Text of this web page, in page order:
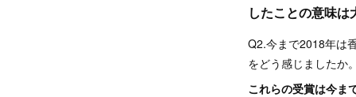
したことの意味
Q2.今まで2018年は
をどう感じましたか
これらの受賞は今ま